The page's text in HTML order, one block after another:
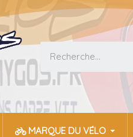
MARQUE DU VÉLO